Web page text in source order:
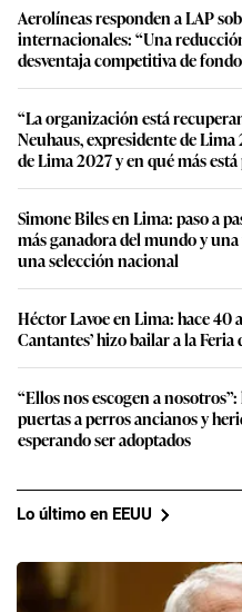
Aerolíneas responden a LAP
internacionales: “Una
desventaja competitiva de
“La organización está
Neuhaus, expresidente de
de Lima 2027 y en qué más
Simone Biles en Lima: paso a
más ganadora del mundo y
una selección nacional
Héctor Lavoe en Lima: hace 40
Cantantes’ hizo bailar a la Feria
“Ellos nos escogen a
puertas a perros ancianos y
esperando ser adoptados
Lo último en EEUU